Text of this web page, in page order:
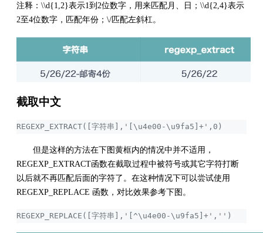
注释：\\d{1,2}表示1到2位数字，用来匹配月、日；\\d{2,4}表示
2至4位数字，匹配年份；\/匹配左斜杠。
截取中文
REGEXP_EXTRACT([字符串],'[\u4e00-\u9fa5]+',0)
但是这样的方法在下图黄框内的情况中并不适用，
REGEXP_EXTRACT函数在截取过程中被符号或其它字符打断
以后就不再匹配后面的字符了。在这种情况下可以尝试使用
REGEXP_REPLACE 函数，对比效果参考下图。
REGEXP_REPLACE([字符串],'[^\u4e00-\u9fa5]+','')